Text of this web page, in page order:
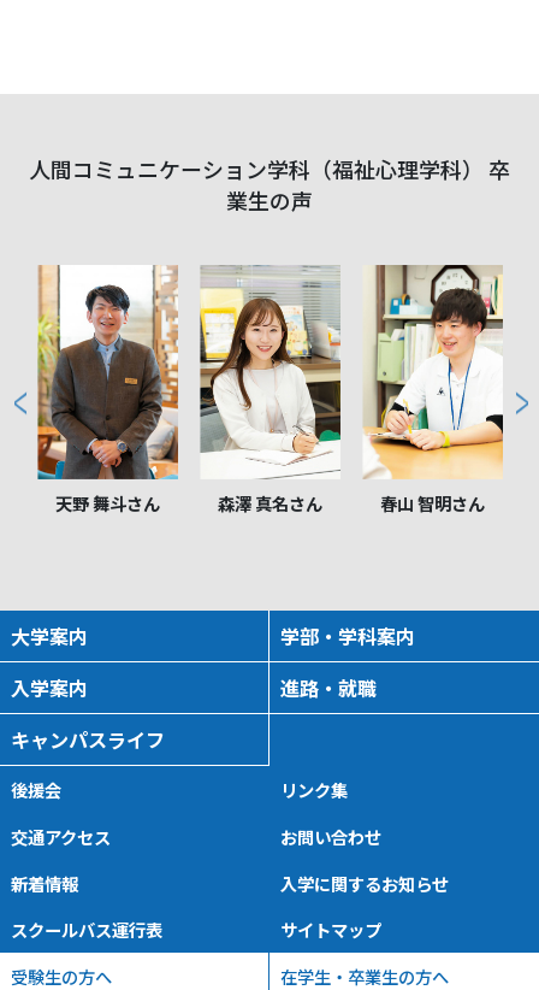
人間コミュニケーション学科（福祉心理学科） 卒
業生の声
天野 舞斗さん 森澤 真名さん 春山 智明さん
大学案内
学部・学科案内
入学案内
進路・就職
キャンパスライフ
後援会
リンク集
交通アクセス
お問い合わせ
新着情報
入学に関するお知らせ
スクールバス運行表
サイトマップ
受験生の方へ
在学生・卒業生の方へ